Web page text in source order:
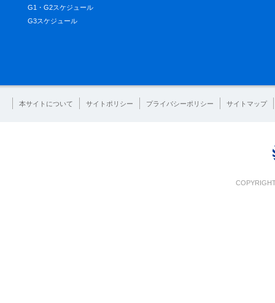
G1・G2スケジュール
G3スケジュール
本サイトについて サイトポリシー プライバシーポリシー サイトマップ